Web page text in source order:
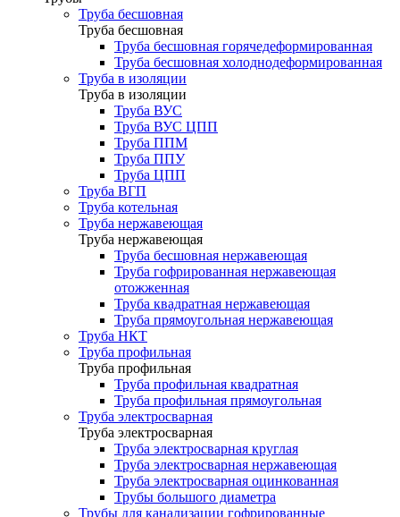
Труба бесшовная
Труба бесшовная
Труба бесшовная горячедеформированная
Труба бесшовная холоднодеформированная
Труба в изоляции
Труба в изоляции
Труба ВУС
Труба ВУС ЦПП
Труба ППМ
Труба ППУ
Труба ЦПП
Труба ВГП
Труба котельная
Труба нержавеющая
Труба нержавеющая
Труба бесшовная нержавеющая
Труба гофрированная нержавеющая
отожженная
Труба квадратная нержавеющая
Труба прямоугольная нержавеющая
Труба НКТ
Труба профильная
Труба профильная
Труба профильная квадратная
Труба профильная прямоугольная
Труба электросварная
Труба электросварная
Труба электросварная круглая
Труба электросварная нержавеющая
Труба электросварная оцинкованная
Трубы большого диаметра
Трубы для канализации гофрированные